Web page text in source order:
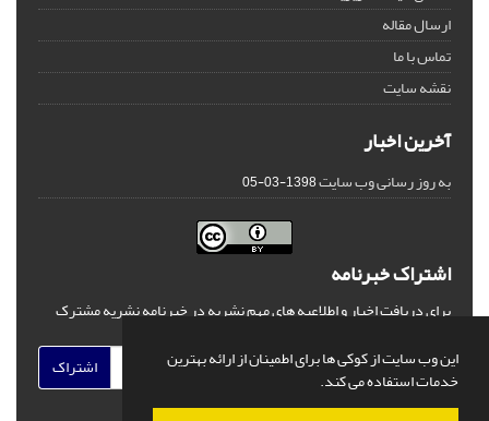
این وب سایت از کوکی ها برای اطمینان از ارائه بهترین
خدمات استفاده می کند.
ارسال مقاله
تماس با ما
نقشه سایت
آخرین اخبار
به روز رسانی وب سایت1398-03-05
اشتراک خبرنامه
برای دریافت اخبار و اطلاعیه های مهم نشریه در خبرنامه نشریه مشترک
اشتراک